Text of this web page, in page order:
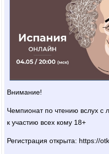
Внимание!
Чемпионат по чтению вслух с
к участию всех кому 18+
Регистрация открыта: https://